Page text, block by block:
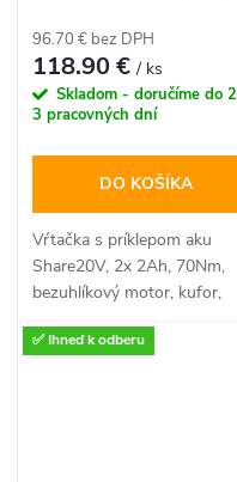
bezuhlíkový motor, kufor
96.70 € bez DPH
118.90 €/ ks
Skladom - doručíme do
3 pracovných dní
DO KOŠÍKA
Vŕtačka s príklepom aku
Share20V, 2x 2Ah, 70Nm,
bezuhlíkový motor, kufor,
✅ Ihneď k odberu